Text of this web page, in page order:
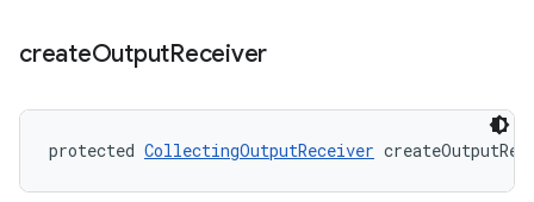
createOutputReceiver
protected CollectingOutputReceiver